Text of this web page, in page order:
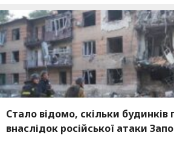
Стало відомо, скільки
внаслідок російської атаки